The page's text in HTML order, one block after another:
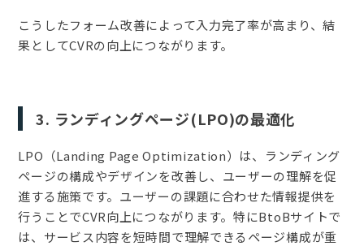
こうしたフォーム改善によって入力完了率が高まり、結
果としてCVRの向上につながります。
3. ランディングページ(LPO)の最適化
LPO（Landing Page Optimization）は、ランディング
ページの構成やデザインを改善し、ユーザーの理解を促
進する施策です。ユーザーの課題に合わせた情報提供を
行うことでCVR向上につながります。特にBtoBサイトで
は、サービス内容を短時間で理解できるページ構成が重